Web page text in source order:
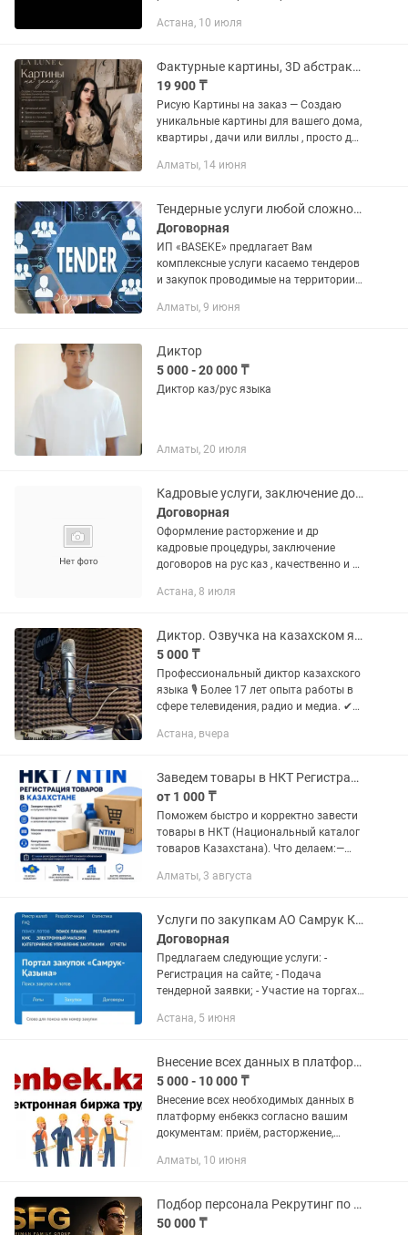
ассортимент услуги!
Астана, 10 июля
Фактурные картины, 3D абстракция, Рельефная живопись
19 900 ₸
Рисую Картины на заказ — Создаю
уникальные картины для вашего дома,
квартиры , дачи или виллы , просто для
жене и.тп ) 🎁 Я рисую не просто
Алматы, 14 июня
Тендерные услуги любой сложности!
Договорная
ИП «BASEKE» предлагает Вам
комплексные услуги касаемо тендеров
и закупок проводимые на территории
можете заменить специалиста по
Алматы, 9 июня
Диктор
5 000 - 20 000 ₸
Диктор каз/рус языка
Алматы, 20 июля
Кадровые услуги, заключение договоров, казрус
Договорная
Оформление расторжение и др
кадровые процедуры, заключение
договоров на рус каз , качественно и в
Астана, 8 июля
Диктор. Озвучка на казахском языке 24/7
5 000 ₸
Профессиональный диктор казахского
языка 🎙 Более 17 лет опыта работы в
сфере телевидения, радио и медиа. ✔
телеканалов и радиостанций
Астана, вчера
Заведем товары в НКТ Регистрация товаров NTIN НКТ Казахстан
от 1 000 ₸
Поможем быстро и корректно завести
товары в НКТ (Национальный каталог
товаров Казахстана). Что делаем:—
карточек товаров— получение NTIN
Алматы, 3 августа
Услуги по закупкам АО Самрук Казына
Договорная
Предлагаем следующие услуги: -
Регистрация на сайте; - Подача
тендерной заявки; - Участие на торгах;
Включение в реестр ТПФ; -
Астана, 5 июня
Внесение всех данных в платформу енбеккз юридических лиц, ИП в Казахстане
5 000 - 10 000 ₸
Внесение всех необходимых данных в
платформу енбеккз согласно вашим
документам: приём, расторжение,
пролонгация трудового договора и т.д.
Алматы, 10 июня
Подбор персонала Рекрутинг по Казахстану
50 000 ₸